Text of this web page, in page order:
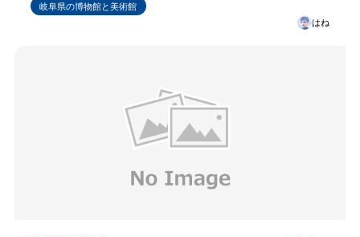
岐阜県の博物館と美術館
はね